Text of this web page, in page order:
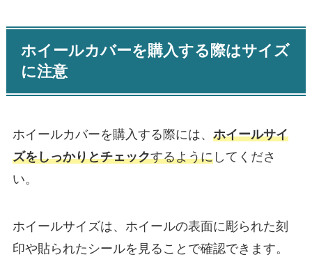
ホイールカバーを購入する際はサイズ
に注意
ホイールカバーを購入する際には、 ホイールサイ
ズをしっかりとチェックするようにしてくださ
い。
ホイールサイズは、ホイールの表面に彫られた刻
印や貼られたシールを見ることで確認できます。